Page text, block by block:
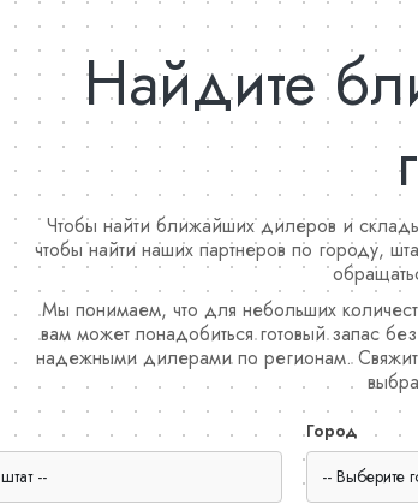
Найдите
Чтобы найти ближайших дилеров и
чтобы найти наших партнеров по городу,
Мы понимаем, что для небольших
вам может понадобиться готовый запас
надежными дилерами по регионам.
Город